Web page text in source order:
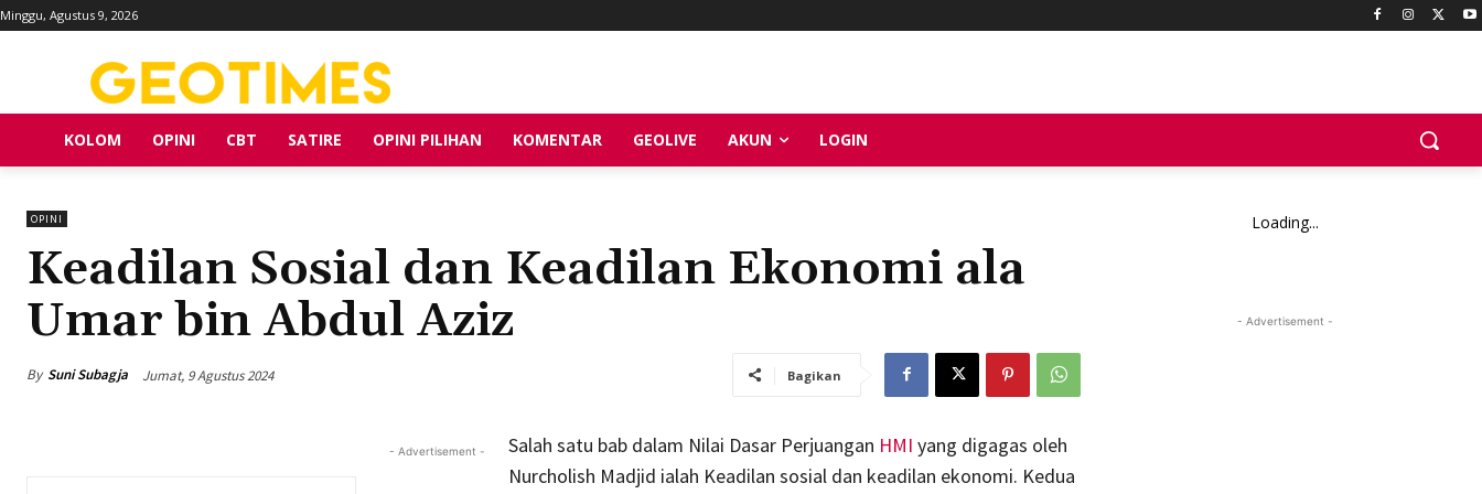
Minggu, Agustus 9, 2026
KOLOM OPINI CBT SATIRE OPINI PILIHAN KOMENTAR GEOLIVE AKUN LOGIN
OPINI
Keadilan Sosial dan Keadilan Ekonomi ala
Umar bin Abdul Aziz
By Suni Subagja Jumat, 9 Agustus 2024 Bagikan
- Advertisement - Salah satu bab dalam Nilai Dasar Perjuangan HMI yang digagas oleh
Nurcholish Madjid ialah Keadilan sosial dan keadilan ekonomi. Kedua
Loading...
- Advertisement -